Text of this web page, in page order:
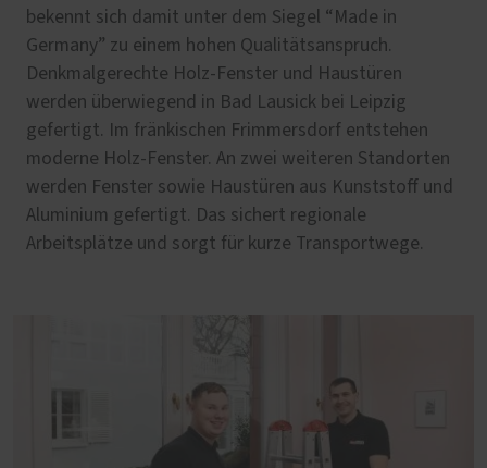
bekennt sich damit unter dem Siegel “Made in
Germany” zu einem hohen Qualitätsanspruch.
Denkmalgerechte Holz-Fenster und Haustüren
werden überwiegend in Bad Lausick bei Leipzig
gefertigt. Im fränkischen Frimmersdorf entstehen
moderne Holz-Fenster. An zwei weiteren Standorten
werden Fenster sowie Haustüren aus Kunststoff und
Aluminium gefertigt. Das sichert regionale
Arbeitsplätze und sorgt für kurze Transportwege.